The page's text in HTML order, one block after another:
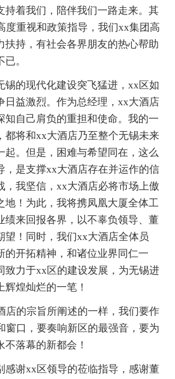
持着我们，陪伴我们一路走来。其
度重视和政策指导，我们xx集团高
扶持，有社会各界朋友的热心帮助
。
锡的现代化建设突飞猛进，xx区如
日益激烈。作为总经理，xx大酒店
知自己肩负的重担和使命。我的一
都将和xx大酒店乃至整个无锡未来
起。但是，困难与希望同在，这么
，是支撑xx大酒店存在并运作的信
，我坚信，xx大酒店必将市场上傲
地！为此，我将携凤凰大厦全体工
绩来回报各界，以不辜负领导、董
望！同时，我们xx大酒店全体员
的开拓精神，和诸位业界同仁一
致力于xx区的建设发展，为无锡进
煌灿烂的一笔！
店的宗旨所阐述的一样，我们要作
窗口，要奏响新区的最强音，要为
落幕的新都会！
感谢xx区领导的莅临指导，感谢董